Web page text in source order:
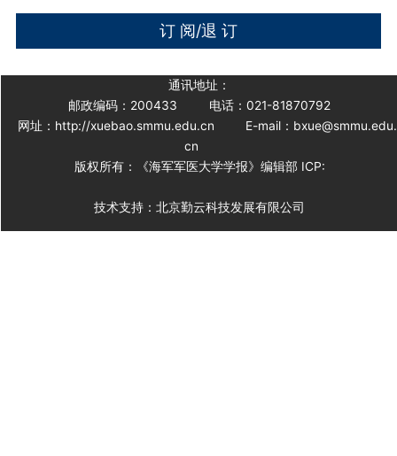
通讯地址：
邮政编码：200433
电话：021-81870792
网址：http://xuebao.smmu.edu.cn
E-mail：bxue@smmu.edu.
cn
版权所有：《海军军医大学学报》编辑部 ICP:
技术支持：北京勤云科技发展有限公司